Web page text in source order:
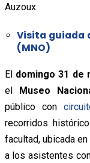
Auzoux.
Visita guiada
(MNO)
El domingo 31 de
el Museo
público con
recorridos
facultad, ubicada en
a los asistentes